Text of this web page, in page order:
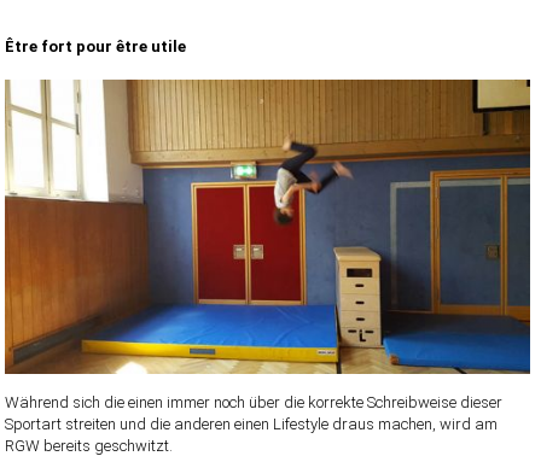
Être fort pour être utile
Während sich die einen immer noch über die korrekte Schreibweise dieser
Sportart streiten und die anderen einen Lifestyle draus machen, wird am
RGW bereits geschwitzt.